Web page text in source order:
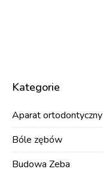
Kategorie
Aparat ortodontyczny
Bóle zębów
Budowa Zeba